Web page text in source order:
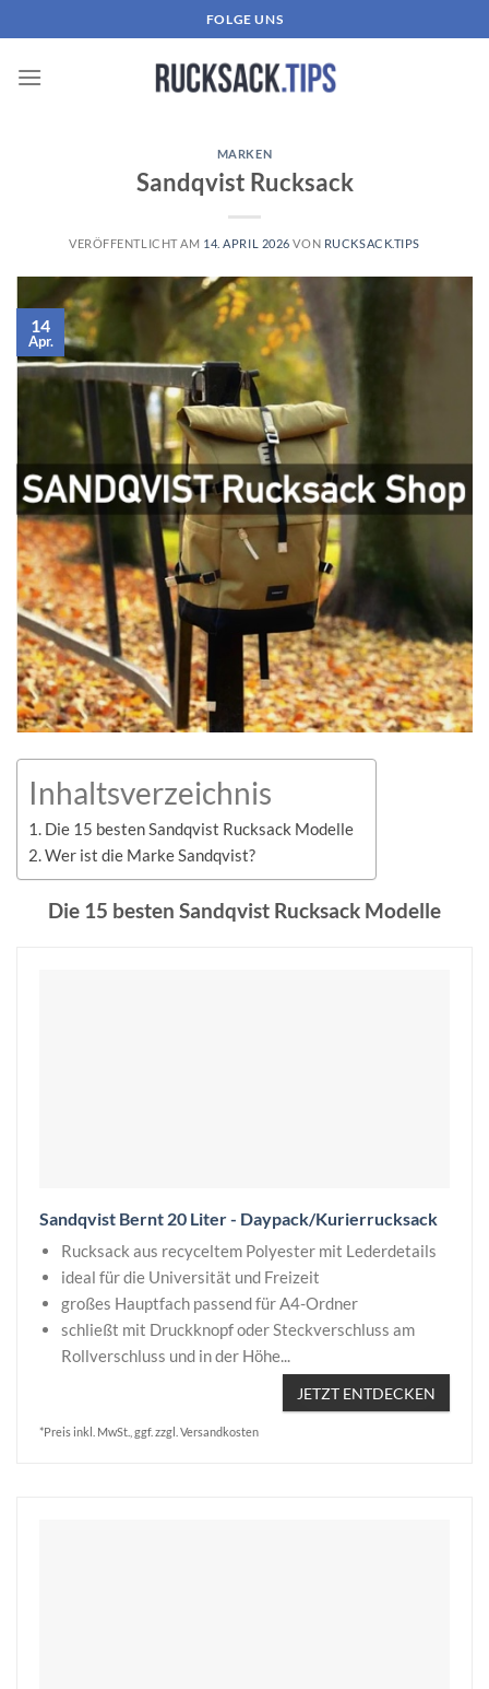
Inhalt
springen
FOLGE UNS
MARKEN
Sandqvist Rucksack
VERÖFFENTLICHT AM 14. APRIL 2026 VON RUCKSACK.TIPS
14
Apr.
Inhaltsverzeichnis
Die 15 besten Sandqvist Rucksack Modelle
Wer ist die Marke Sandqvist?
Die 15 besten Sandqvist Rucksack Modelle
Sandqvist Bernt 20 Liter - Daypack/Kurierrucksack
Rucksack aus recyceltem Polyester mit Lederdetails
ideal für die Universität und Freizeit
großes Hauptfach passend für A4-Ordner
schließt mit Druckknopf oder Steckverschluss am
Rollverschluss und in der Höhe...
JETZT ENTDECKEN
*Preis inkl. MwSt., ggf. zzgl. Versandkosten